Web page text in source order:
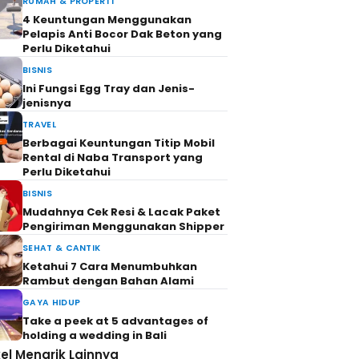
4 Keuntungan Menggunakan
Pelapis Anti Bocor Dak Beton yang
Perlu Diketahui
BISNIS
Ini Fungsi Egg Tray dan Jenis-
jenisnya
TRAVEL
Berbagai Keuntungan Titip Mobil
Rental di Naba Transport yang
Perlu Diketahui
BISNIS
Mudahnya Cek Resi & Lacak Paket
Pengiriman Menggunakan Shipper
SEHAT & CANTIK
Ketahui 7 Cara Menumbuhkan
Rambut dengan Bahan Alami
GAYA HIDUP
Take a peek at 5 advantages of
holding a wedding in Bali
Menarik Lainnya